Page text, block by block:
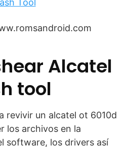
Alcatel
tool
revivir un alcatel ot 6010d
los archivos en la
software, los drivers así